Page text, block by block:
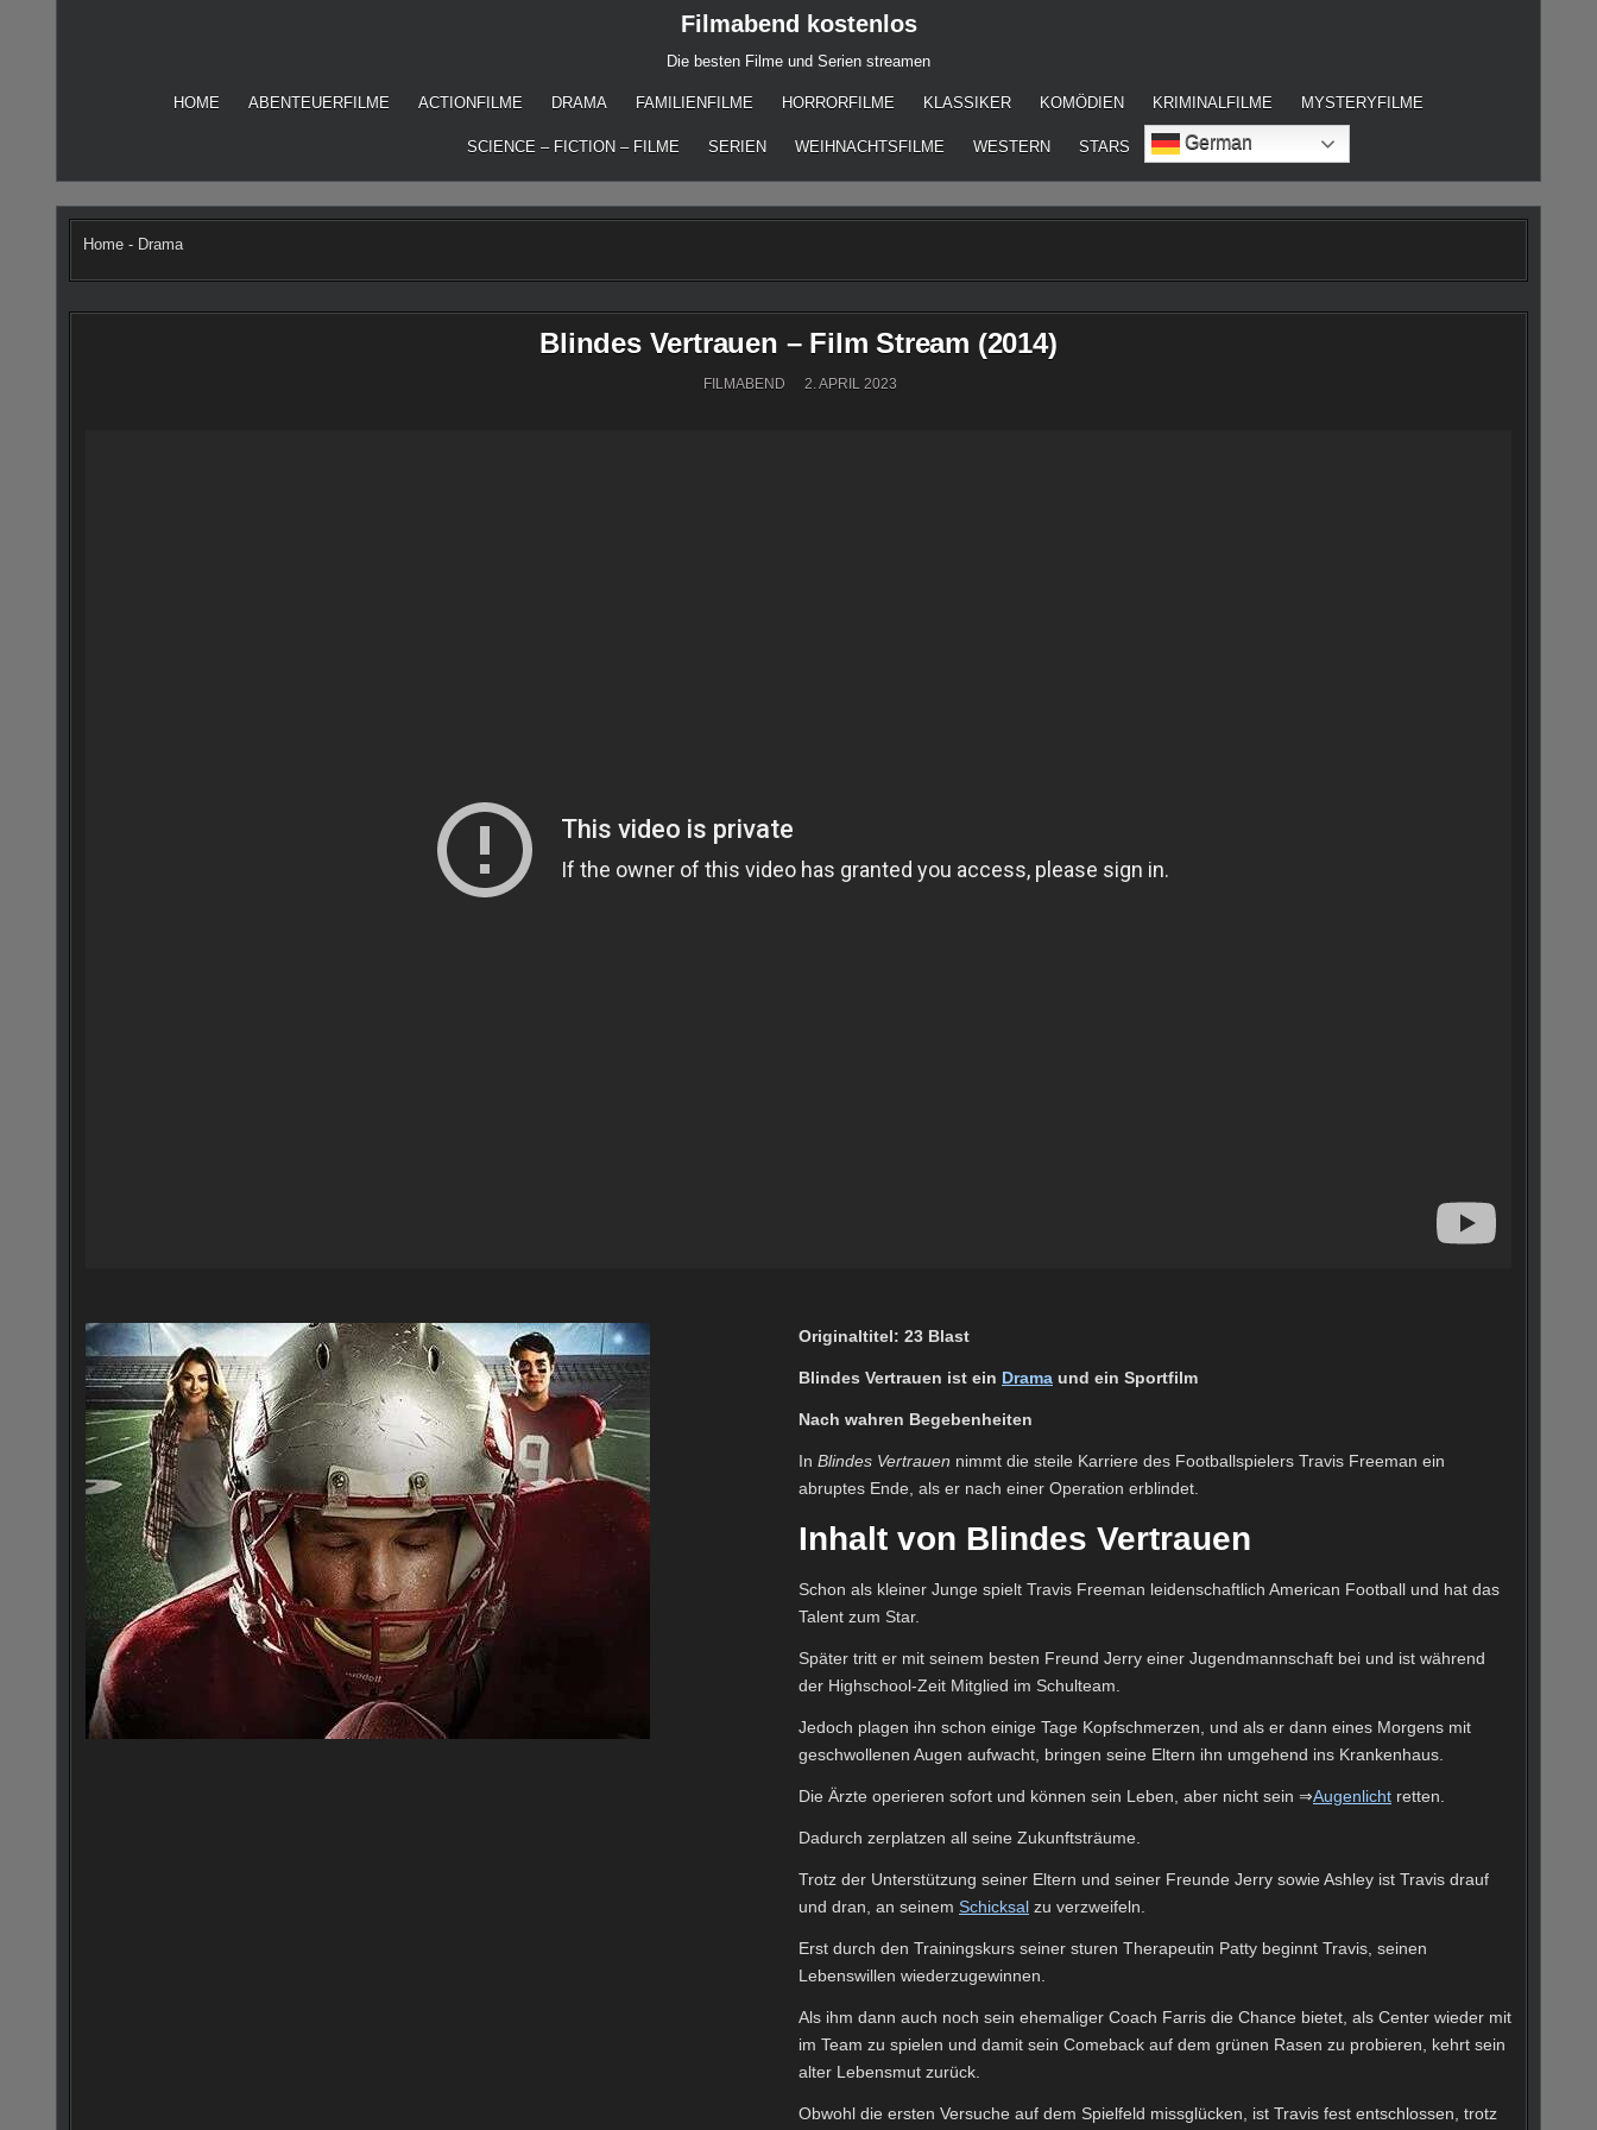
Filmabend kostenlos
Die besten Filme und Serien streamen
HOME ABENTEUERFILME ACTIONFILME DRAMA FAMILIENFILME HORRORFILME KLASSIKER KOMÖDIEN KRIMINALFILME MYSTERYFILME
SCIENCE – FICTION – FILME SERIEN WEIHNACHTSFILME WESTERN STARS German
Home - Drama
Blindes Vertrauen – Film Stream (2014)
FILMABEND 2. APRIL 2023
Originaltitel: 23 Blast
Blindes Vertrauen ist ein Drama und ein Sportfilm
Nach wahren Begebenheiten
In Blindes Vertrauen nimmt die steile Karriere des Footballspielers Travis Freeman ein
abruptes Ende, als er nach einer Operation erblindet.
Inhalt von Blindes Vertrauen
Schon als kleiner Junge spielt Travis Freeman leidenschaftlich American Football und hat das
Talent zum Star.
Später tritt er mit seinem besten Freund Jerry einer Jugendmannschaft bei und ist während
der Highschool-Zeit Mitglied im Schulteam.
Jedoch plagen ihn schon einige Tage Kopfschmerzen, und als er dann eines Morgens mit
geschwollenen Augen aufwacht, bringen seine Eltern ihn umgehend ins Krankenhaus.
Die Ärzte operieren sofort und können sein Leben, aber nicht sein ⇒Augenlicht retten.
Dadurch zerplatzen all seine Zukunftsträume.
Trotz der Unterstützung seiner Eltern und seiner Freunde Jerry sowie Ashley ist Travis drauf
und dran, an seinem Schicksal zu verzweifeln.
Erst durch den Trainingskurs seiner sturen Therapeutin Patty beginnt Travis, seinen
Lebenswillen wiederzugewinnen.
Als ihm dann auch noch sein ehemaliger Coach Farris die Chance bietet, als Center wieder mit
im Team zu spielen und damit sein Comeback auf dem grünen Rasen zu probieren, kehrt sein
alter Lebensmut zurück.
Obwohl die ersten Versuche auf dem Spielfeld missglücken, ist Travis fest entschlossen, trotz